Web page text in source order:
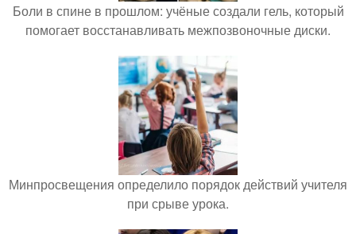
Боли в спине в прошлом: учёные создали гель, который
помогает восстанавливать межпозвоночные диски.
Минпросвещения определило порядок действий учителя
при срыве урока.